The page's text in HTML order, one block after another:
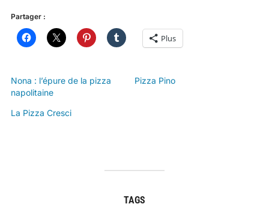
Partager :
Plus
Nona : l’épure de la pizza
napolitaine
Pizza Pino
La Pizza Cresci
TAGS